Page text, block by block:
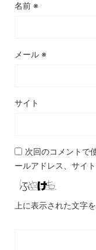
名前 ※
メール ※
サイト
次回のコメントで
ールアドレス、サイト
上に表示された文字